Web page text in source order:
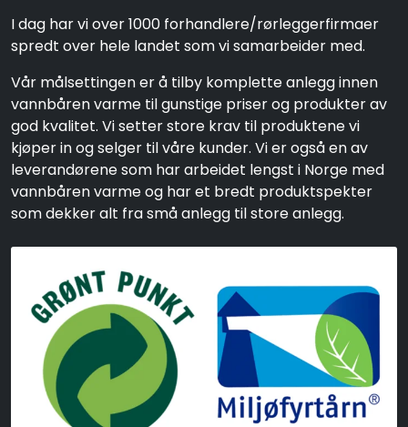
I dag har vi over 1000 forhandlere/rørleggerfirmaer
spredt over hele landet som vi samarbeider med.
Vår målsettingen er å tilby komplette anlegg innen
vannbåren varme til gunstige priser og produkter av
god kvalitet. Vi setter store krav til produktene vi
kjøper in og selger til våre kunder. Vi er også en av
leverandørene som har arbeidet lengst i Norge med
vannbåren varme og har et bredt produktspekter
som dekker alt fra små anlegg til store anlegg.